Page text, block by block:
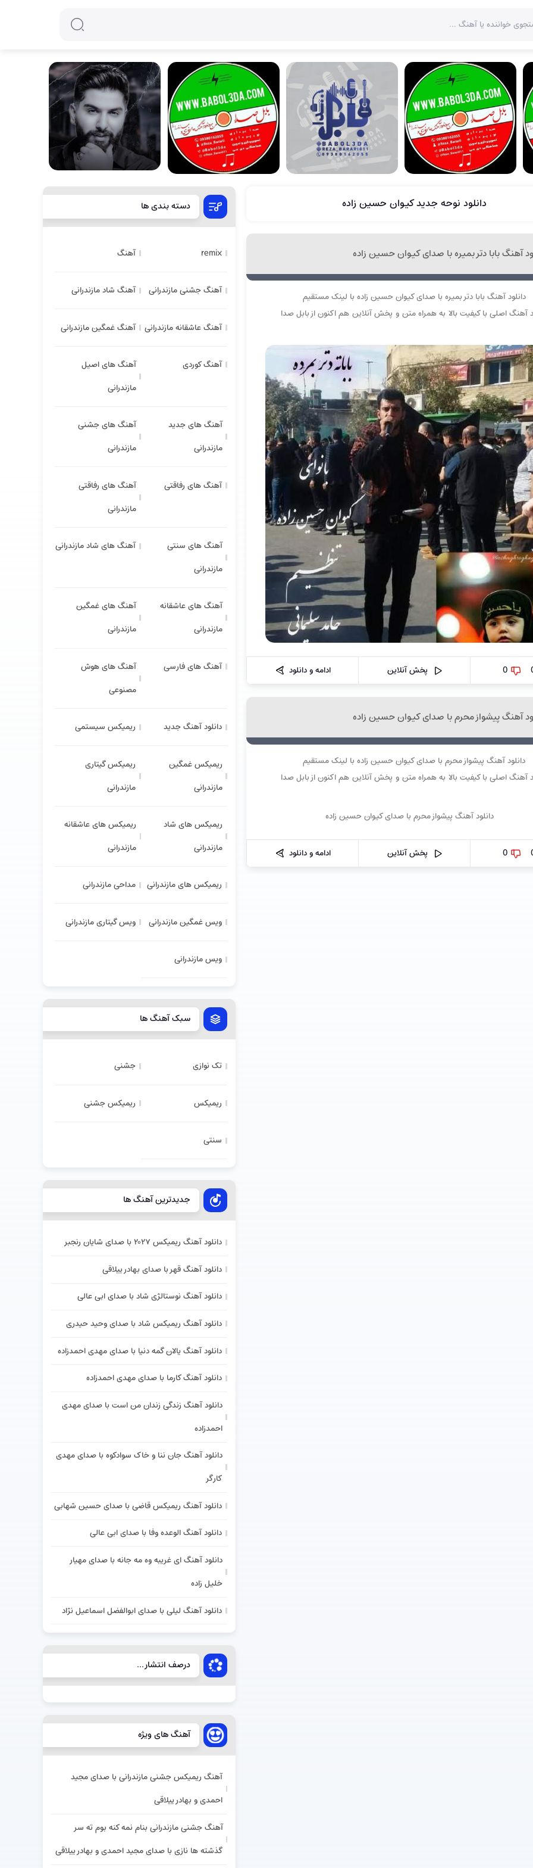
دانلود نوحه جدید کیوان حسین زاده
آهنگ بابا دتر بمیره با صدای کیوان حسین زاده
دانلود آهنگ بابا دتر بمیره با صدای کیوان حسین زاده با لینک مستقیم
آهنگ اصلی با کیفیت بالا به همراه متن و پخش آنلاین هم اکنون از بابل صدا
0 پخش آنلاین ادامه و دانلود
آهنگ پیشواز محرم با صدای کیوان حسین زاده
دانلود آهنگ پیشواز محرم با صدای کیوان حسین زاده با لینک مستقیم
آهنگ اصلی با کیفیت بالا به همراه متن و پخش آنلاین هم اکنون از بابل صدا
0 پخش آنلاین ادامه و دانلود
دسته بندی ها
remix آهنگ
آهنگ جشنی مازندرانی آهنگ شاد مازندرانی
آهنگ عاشقانه مازندرانی آهنگ غمگین مازندرانی
آهنگ کوردی
آهنگ های اصیل
مازندرانی
آهنگ های جدید
مازندرانی
آهنگ های جشنی
مازندرانی
آهنگ های رفاقتی
آهنگ های رفاقتی
مازندرانی
آهنگ های سنتی
مازندرانی
آهنگ های شاد مازندرانی
آهنگ های عاشقانه
مازندرانی
آهنگ های غمگین
مازندرانی
آهنگ های فارسی
آهنگ های هوش
مصنوعی
دانلود آهنگ جدید ریمیکس سیستمی
ریمیکس غمگین
مازندرانی
ریمیکس گیتاری
مازندرانی
ریمیکس های شاد
مازندرانی
ریمیکس های عاشقانه
مازندرانی
ریمیکس های مازندرانی مداحی مازندرانی
ویس غمگین مازندرانی ویس گیتاری مازندرانی
ویس مازندرانی
سبک آهنگ ها
تک نوازی جشنی
ریمیکس ریمیکس جشنی
سنتی
جدیدترین آهنگ ها
دانلود آهنگ ریمیکس ۲۰۲۷ با صدای شایان رنجبر
دانلود آهنگ قهر با صدای بهادر ییلاقی
دانلود آهنگ نوستالژی شاد با صدای ابی عالی
دانلود آهنگ ریمیکس شاد با صدای وحید حیدری
دانلود آهنگ یالان گمه دنیا با صدای مهدی احمدزاده
دانلود آهنگ کارما با صدای مهدی احمدزاده
دانلود آهنگ زندگی زندان من است با صدای مهدی
احمدزاده
دانلود آهنگ جان ننا و خاک سوادکوه با صدای مهدی
کارگر
دانلود آهنگ ریمیکس قاضی با صدای حسین شهابی
دانلود آهنگ الوعده وفا با صدای ابی عالی
دانلود آهنگ ای غریبه وه مه جانه با صدای مهیار
خلیل زاده
دانلود آهنگ لیلی با صدای ابوالفضل اسماعیل نژاد
درصف انتشار...
آهنگ های ویژه
آهنگ ریمیکس جشنی مازندرانی با صدای مجید
احمدی و بهادر ییلاقی
آهنگ جشنی مازندرانی بنام نمه کنه بوم ته سر
گذشته ها نازی با صدای مجید احمدی و بهادر ییلاقی